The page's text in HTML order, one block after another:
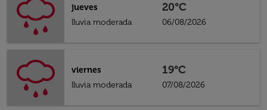
jueves
lluvia moderada
20°C
06/08/2026
viernes
lluvia moderada
19°C
07/08/2026